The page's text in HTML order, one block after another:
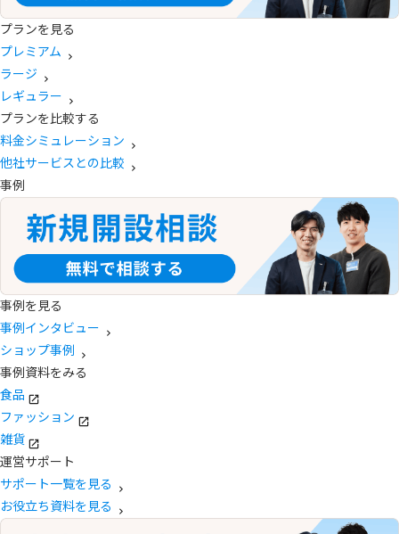
プランを見る
プレミアム
ラージ
レギュラー
プランを比較する
料金シミュレーション
他社サービスとの比較
事例
事例を見る
事例インタビュー
ショップ事例
事例資料をみる
食品
ファッション
雑貨
運営サポート
サポート一覧を見る
お役立ち資料を見る